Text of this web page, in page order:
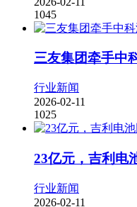
1045
三友集团牵手中
行业新闻
2026-02-11
1025
23亿元，吉利电
行业新闻
2026-02-11